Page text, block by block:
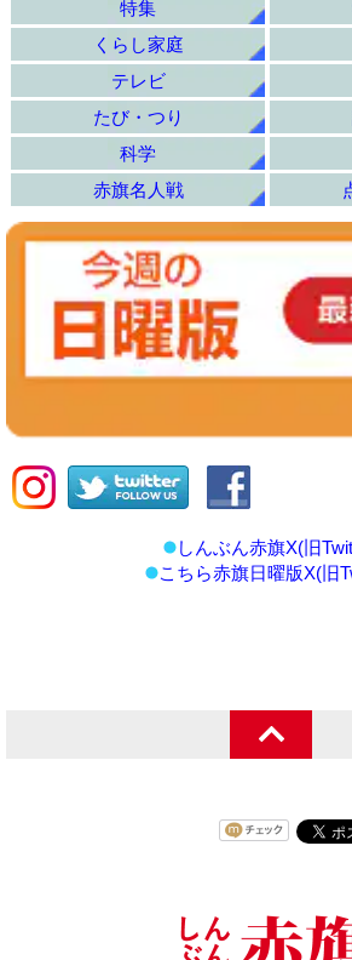
特集
くらし家庭
テレビ
たび・つり
科学
赤旗名人戦
しんぶん赤旗X(旧
こちら赤旗日曜版X(旧